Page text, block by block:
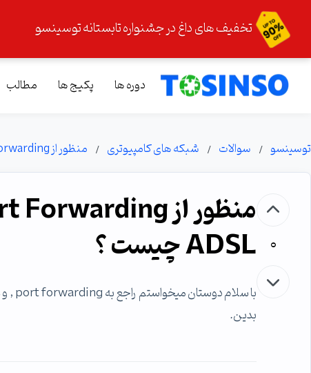
تخفیف های داغ در جشنواره تابستانه توسینسو
دوره ها پکیج ها مطالب
توسینسو سوالات شبکه های کامپیوتری منظور از Port Forwarding و DDNS در مودم های ADSL چیست ؟
0 ADSL چیست ؟
بدین.